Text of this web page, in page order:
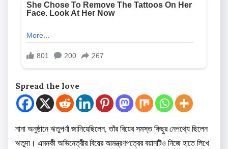
Spread the love
নানা অনুষ্ঠানে ঋতুপর্ণা জানিয়েছিলেন, তাঁর বিয়ের সমস্ত কিছুর নেপথ্যে ছিলেন
ঋতুদা। এমনকী অভিনেত্রীর বিয়ের আমন্ত্রণপত্রের বয়ানটিও নিজে হাতে লিখে